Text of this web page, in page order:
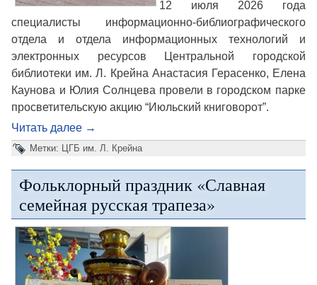
12 июля 2026 года
специалисты информационно-библиографического
отдела и отдела информационных технологий и
электронных ресурсов Центральной городской
библиотеки им. Л. Крейна Анастасия Герасенко, Елена
Каунова и Юлия Солнцева провели в городском парке
просветительскую акцию “Июльский книговорот”.
Читать далее →
Метки: ЦГБ им. Л. Крейна
Фольклорный праздник «Славная
семейная русская трапеза»